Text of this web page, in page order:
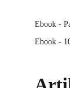
Ebook -
Ebook -